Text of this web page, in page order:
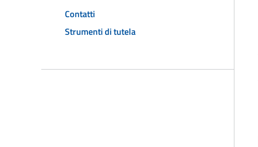
Contatti
Strumenti di tutela